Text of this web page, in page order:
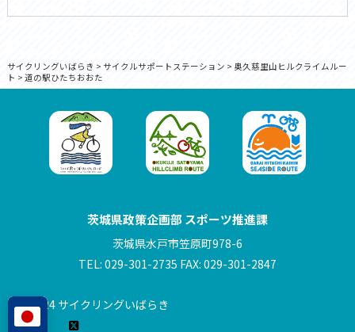
サイクリングいばらき > サイクルサポートステーション > 奥久慈里山ヒルクライムルー
ト > 道の駅ひたちおおた
茨城県政策企画部 スポーツ推進課
茨城県水戸市笠原町978-6
TEL: 029-301-2735 FAX: 029-301-2847
© 2024 サイクリングいばらき